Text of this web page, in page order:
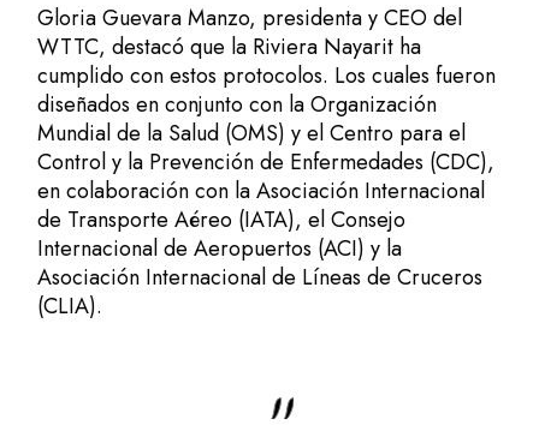
Gloria Guevara Manzo, presidenta y CEO del
WTTC, destacó que la Riviera Nayarit ha
cumplido con estos protocolos. Los cuales fueron
diseñados en conjunto con la Organización
Mundial de la Salud (OMS) y el Centro para el
Control y la Prevención de Enfermedades (CDC),
en colaboración con la Asociación Internacional
de Transporte Aéreo (IATA), el Consejo
Internacional de Aeropuertos (ACI) y la
Asociación Internacional de Líneas de Cruceros
(CLIA).